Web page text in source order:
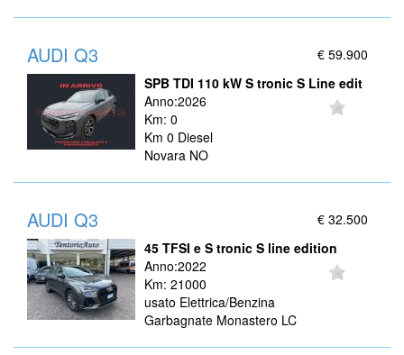
€ 59.900
AUDI Q3
SPB TDI 110 kW S tronic S Line edit
Anno:2026
Km: 0
Km 0 Diesel
Novara NO
€ 32.500
AUDI Q3
45 TFSI e S tronic S line edition
Anno:2022
Km: 21000
usato Elettrica/Benzina
Garbagnate Monastero LC